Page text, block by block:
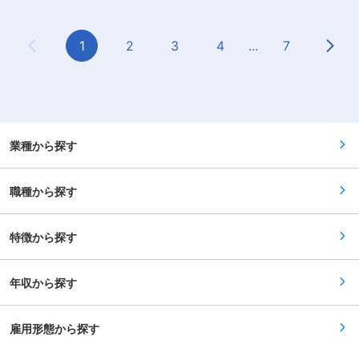
機械、トラクターは当社の部品だらけです。 実際
にクボタ社が主催している「モノづくり現場改善
のワールドカップ」において当社はパートナー企
外問わず需要が高まり業績も上がっております。
などまだ安心・安全に整備出来ていない国も多い
ため年々需要が増しております。 その他企業でい
うと、年々取引社数も増えてきており、キヤノ
の安定した顧客基盤を保持しております。また売
る業務
ボタ社になるのでスケールの幅も大きいです。企
業と密に連携し、完成した製品を見るととてもや
りがいを感じれます◎ ※強度アップ/軽量化/コス
・顧客の割合は既存が8割、新規が2割程度 ■組織
構成：4名（30代がメインとなって活躍しており
ます） ■当社の製品について： ・クボタ社：農
ば天井部分、フロント部分など数万点以上 ・スー
品メーカーです。当社は長年クボタ社との親交が
深く、農業機器や建設機械、トラクターは当社の
部品だらけです。 実際にクボタ社が主催している
て当社はパートナー企業300社の中から表彰さ
価いただいております。また業界内での評価・信
頼が高いことから、一次取引が多いです。（自動
Previous Page
1 2 3 4 ... 7
業種から探す
職種から探す
特徴から探す
年収から探す
雇用形態から探す